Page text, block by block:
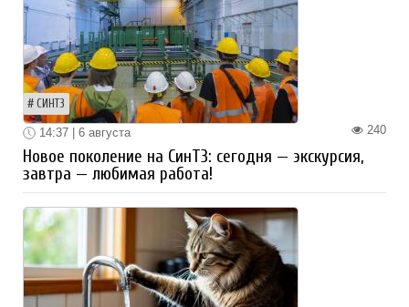
СИНТЗ
240
14:37 | 6 августа
Новое поколение на СинТЗ: сегодня — экскурсия,
завтра — любимая работа!